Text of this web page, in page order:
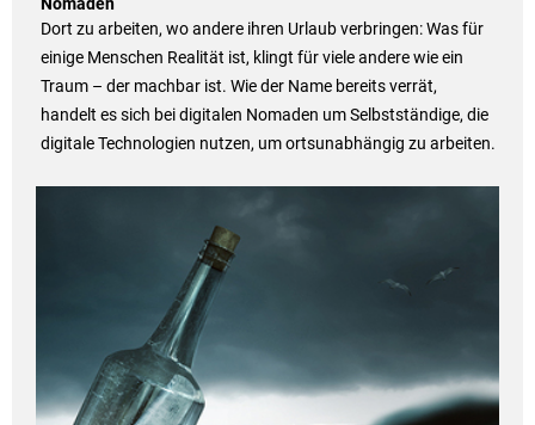
Nomaden
Dort zu arbeiten, wo andere ihren Urlaub verbringen: Was für
einige Menschen Realität ist, klingt für viele andere wie ein
Traum – der machbar ist. Wie der Name bereits verrät,
handelt es sich bei digitalen Nomaden um Selbstständige, die
digitale Technologien nutzen, um ortsunabhängig zu arbeiten.